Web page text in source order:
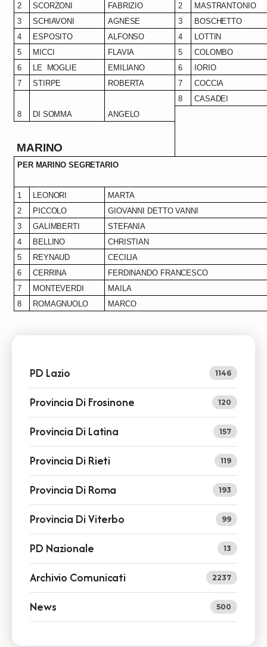
2
SCORZONI FABRIZIO 2
MASTRANTONIO
3
SCHIAVONI AGNESE 3
BOSCHETTO
4
ESPOSITO ALFONSO 4
LOTTIN
5
MICCI FLAVIA 5
COLOMBO
6
LE MOGLIE EMILIANO 6
IORIO
7
STIRPE ROBERTA 7 COCCIA
8 DI SOMMA ANGELO
8 CASADEI
MARINO
PER MARINO SEGRETARIO
1 LEONORI
MARTA
2
PICCOLO
GIOVANNI DETTO VANNI
3
GALIMBERTI
STEFANIA
4
BELLINO
CHRISTIAN
5
REYNAUD
CECILIA
6
CERRINA
FERDINANDO FRANCESCO
7
MONTEVERDI
MAILA
8
ROMAGNUOLO MARCO
PD Lazio 1146
Provincia Di Frosinone 120
Provincia Di Latina 157
Provincia Di Rieti 119
Provincia Di Roma 193
Provincia Di Viterbo 99
PD Nazionale 13
Archivio Comunicati 2237
News 500